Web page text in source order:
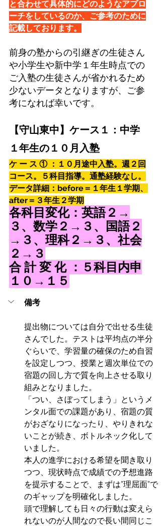
と合わせて具体的にどのようなアプロ
ーチをしているのか、ご参考のために
記載しております。
前身の塾からの引継ぎの生徒さん
や小学生や新中学１年生時点での
ご入塾の生徒さんが省かれるため
少ないデータとなりますが、ご参
考になれば幸いです。
【守山東中】ケース１：中学
１年生の１０月入塾
ケ ー ス ① ：１０月途中入塾。週２回
コース。５科目指導。通塾経験なし。
データ詳細：before＝１年生１学期、
after＝３年生２学期
各科目変化：英語２→
３、数学２→３、国語２
→３、理科２→３、社会
２→３
合 計 変 化 ：５科目内申
１０→１５
備考
提出物については自分で出せる生徒
さんでした。テストは平均点の半分
ぐらいで、学習量の確保のため自習
を設定しつつ、授業と週次単位での
宿題の回し方で質を向上させる取り
組みとなりました。
「つい、さぼってしまう」というメ
ンタル面での課題があり、宿題の質
がおざなりになったり、やりきれな
いことが続き、ボトルネック化して
いました。
本人の進学における希望を聞き取り
つつ、現状時点で成績での予想進路
を提示することで、まずは”理屈面”で
のギャップを明確化しました。
頭で理解しても日々の行動は変えら
れないのが人間なので長い間同じこ